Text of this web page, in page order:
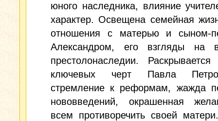
юного наследника, влияние
характер. Освещена семейная
отношения с матерью и сыном-
Александром, его взгляды на
престолонаследии.
ключевых черт Павла
стремление к реформам, жажда
нововведений, окрашенная
всем противоречить своей